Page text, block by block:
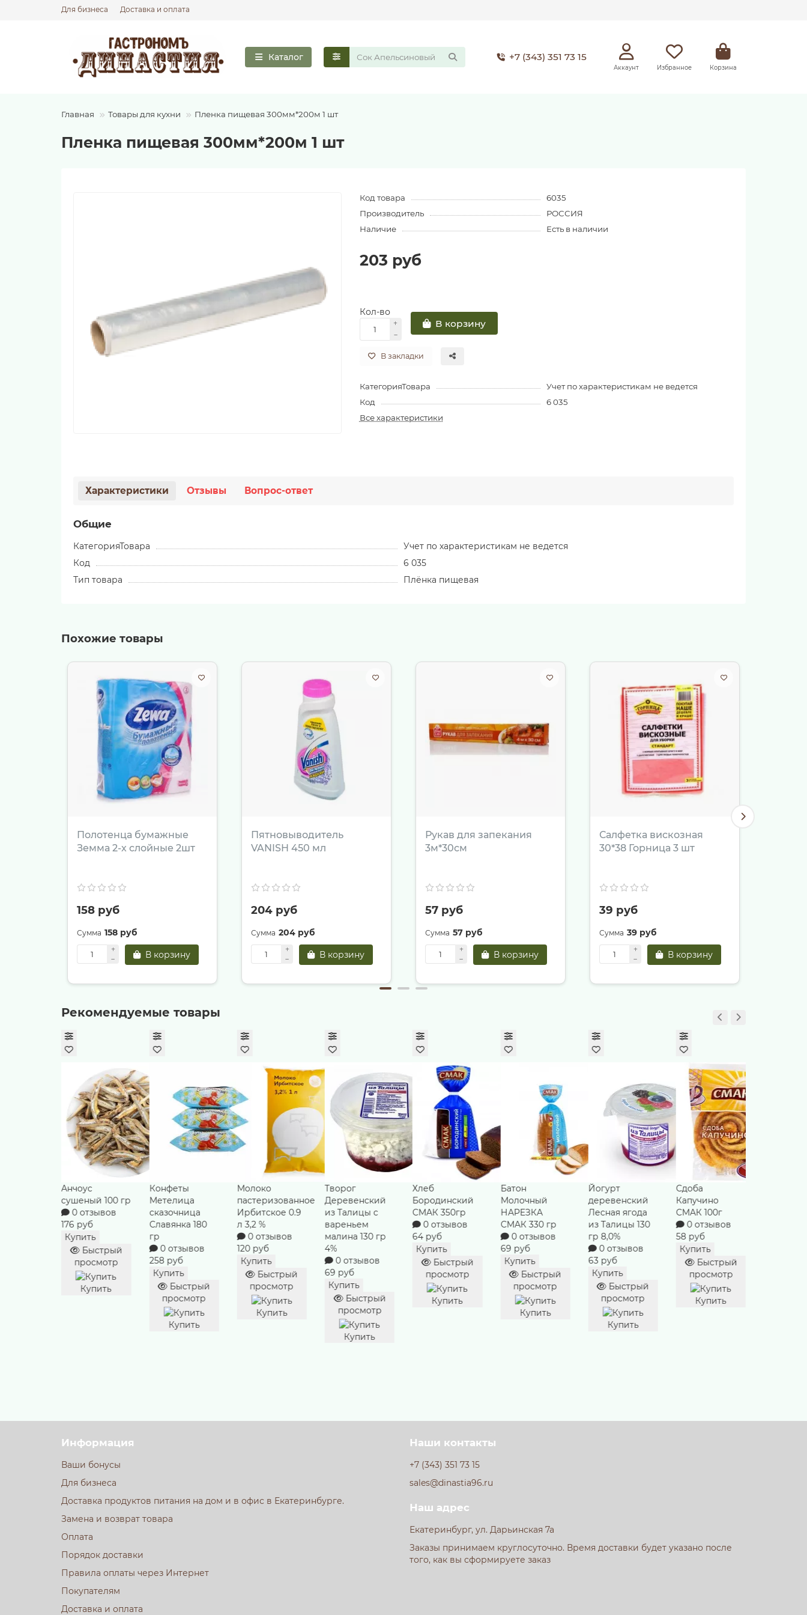
Для бизнеса Доставка и оплата
Каталог +7 (343) 351 73 15
Аккаунт Избранное Корзина
Главная Товары для кухни Пленка пищевая 300мм*200м 1 шт
Пленка пищевая 300мм*200м 1 шт
Код товара
6035
Производитель
РОССИЯ
Наличие
Есть в наличии
203 руб
Кол-во
В корзину
В закладки
КатегорияТовара
Учет по характеристикам не ведется
Код
6 035
Все характеристики
Характеристики Отзывы Вопрос-ответ
Общие
КатегорияТовара
Учет по характеристикам не ведется
Код
6 035
Тип товара
Плёнка пищевая
Похожие товары
Полотенца бумажные
Земма 2-х слойные 2шт
158 руб
158 руб
В корзину
Пятновыводитель
VANISH 450 мл
204 руб
204 руб
В корзину
Рукав для запекания
3м*30см
57 руб
57 руб
В корзину
Салфетка вискозная
30*38 Горница 3 шт
39 руб
39 руб
В корзину
Рекомендуемые товары
Конфеты
Метелица
сказочница
Славянка 180
гр
0 отзывов
258 руб
Купить
Быстрый
Молоко
пастеризованное
Ирбитское 0.9
л 3,2 %
120 руб
Купить
Быстрый
просмотр
Купить
Творог
Деревенский
из Талицы с
вареньем
малина 130 гр
4%
0 отзывов
69 руб
Купить
Быстрый
просмотр
Хлеб
Бородинский
СМАК 350гр
0 отзывов
64 руб
Купить
Быстрый
просмотр
Купить
Батон
Молочный
НАРЕЗКА
СМАК 330 гр
0 отзывов
69 руб
Купить
Быстрый
просмотр
Йогурт
деревенский
Лесная ягода
из Талицы 130
гр 8,0%
0 отзывов
63 руб
Купить
Быстрый
просмотр
Сдоба
Капучино
СМАК 100г
0 отзывов
58 руб
Купить
Быстрый
просмотр
Купить
Хлеб Росток
СМАК 300г
0 отзывов
78 руб
Купить
Быстрый
просмотр
Купить
Информация
Ваши бонусы
Для бизнеса
Доставка продуктов питания на дом и в офис в Екатеринбурге.
Замена и возврат товара
Оплата
Порядок доставки
Правила оплаты через Интернет
Покупателям
Доставка и оплата
Наши контакты
+7 (343) 351 73 15
sales@dinastia96.ru
Наш адрес
Екатеринбург, ул. Дарьинская 7а
Заказы принимаем круглосуточно. Время доставки будет указано после
того, как вы сформируете заказ